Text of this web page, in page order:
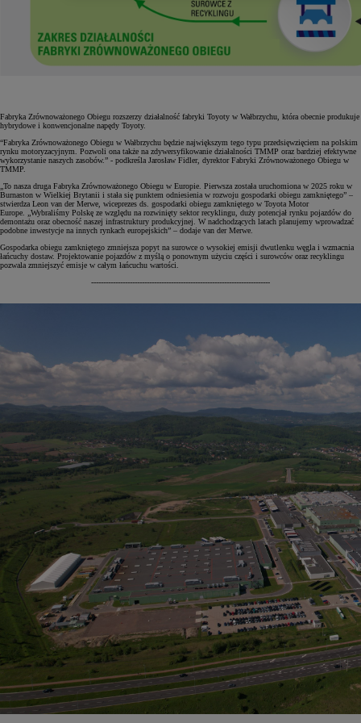
Fabryka Zrównoważonego Obiegu rozszerzy działalność fabryki Toyoty w Wałbrzychu, która obecnie produkuje
hybrydowe i konwencjonalne napędy Toyoty.
“Fabryka Zrównoważonego Obiegu w Wałbrzychu będzie największym tego typu przedsięwzięciem na polskim
rynku motoryzacyjnym. Pozwoli ona także na zdywersyfikowanie działalności TMMP oraz bardziej efektywne
wykorzystanie naszych zasobów.” - podkreśla Jarosław Fidler, dyrektor Fabryki Zrównoważonego Obiegu w
TMMP.
„To nasza druga Fabryka Zrównoważonego Obiegu w Europie. Pierwsza została uruchomiona w 2025 roku w
Burnaston w Wielkiej Brytanii i stała się punktem odniesienia w rozwoju gospodarki obiegu zamkniętego” –
stwierdza Leon van der Merwe, wiceprezes ds. gospodarki obiegu zamkniętego w Toyota Motor
Europe. „Wybraliśmy Polskę ze względu na rozwinięty sektor recyklingu, duży potencjał rynku pojazdów do
demontażu oraz obecność naszej infrastruktury produkcyjnej. W nadchodzących latach planujemy wprowadzać
podobne inwestycje na innych rynkach europejskich” – dodaje van der Merwe.
Gospodarka obiegu zamkniętego zmniejsza popyt na surowce o wysokiej emisji dwutlenku węgla i wzmacnia
łańcuchy dostaw. Projektowanie pojazdów z myślą o ponownym użyciu części i surowców oraz recyklingu
pozwala zmniejszyć emisje w całym łańcuchu wartości.
--------------------------------------------------------------------------